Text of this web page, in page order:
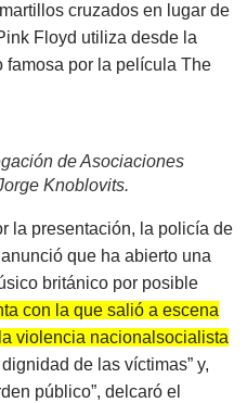
cruzados en lugar de
Floyd utiliza desde la
famosa por la película The
de Asociaciones
Knoblovits.
la presentación, la policía de
que ha abierto una
británico por posible
con la que salió a escena
violencia nacionalsocialista
de las víctimas” y,
público”, delcaró el